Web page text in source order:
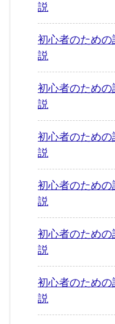
説
初心者のため
説
初心者のため
説
初心者のため
説
初心者のため
説
初心者のため
説
初心者のため
説